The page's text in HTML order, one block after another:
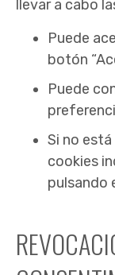
llevar a cabo
Puede
botón
Puede
Si no
cookies
pulsando